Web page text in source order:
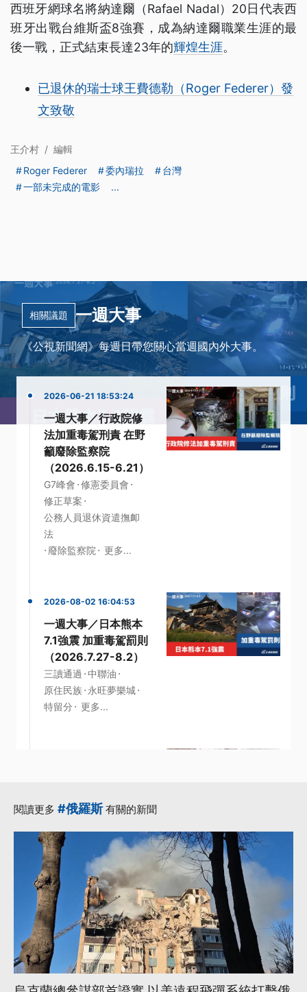
西班牙網球名將納達爾（Rafael Nadal）20日代表西
班牙出戰台維斯盃8強賽，成為納達爾職業生涯的最
後一戰，正式結束長達23年的輝煌生涯。
已退休的瑞士球王費德勒（Roger Federer）發
文致敬
王介村 / 編輯
Roger Federer
委內瑞拉
台灣
一部未完成的電影
...
相關議題 一週大事
《公視新聞網》每週日帶您關心當週國內外大事。
2026-06-21 18:53:24
一週大事／行政院修
法加重毒駕刑責 在野
籲廢除監察院
（2026.6.15-6.21）
G7峰會 ·修憲委員會 ·
修正草案 ·
公務人員退休資遣撫卹
法
· 廢除監察院 · 更多...
2026-08-02 16:04:53
一週大事／日本熊本
7.1強震 加重毒駕罰則
（2026.7.27-8.2）
三讀通過 ·中聯油 ·
原住民族· 永旺夢樂城·
特留分 · 更多...
未來帳戶三讀通過
（2026.7.20-
7.26）
EMT 三讀通過
修正草案 川普政府 ·
未來帳戶 ·更多...
閱讀更多 #俄羅斯有關的新聞